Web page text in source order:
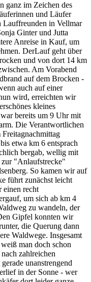
ganz im Zeichen des
und Läufer
Lauffreunden in Vellmar
Ginter und Jutta
Anreise in Kauf, um
DerLauf geht über
und von dort 14 km
Am Vorabend
auf dem Brocken -
auch auf einer
wird, erreichten wir
kleines
bereits um 9 Uhr mit
Die Verantwortlichen
Freitagnachmittag
etwa km 6 entsprach
bergab, wellig mit
zur "Anlaufstrecke"
So kamen wir auf
führt zunächst leicht
einen recht
um sich ab km 4
zu wandeln, der
Gipfel konnten wir
die Querung dann
Waldwege. Insgesamt
man doch schon
zahlreichen
unanstrengend
in der Sonne - wer